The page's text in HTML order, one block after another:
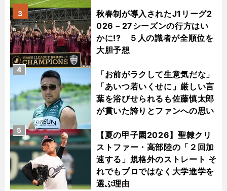
秋春制が導入されたJ1リーグ2
026－27シーズンの行方はい
かに!? ５人の識者が全順位を
大胆予想
3
「お前がラクして生意気だな」
「あいつ若いくせに」厳しい言
葉を浴びせられるも佐藤慎太郎
が貫いた誇りとファンへの思い
4
【夏の甲子園2026】聖隷クリ
ストファー・高部陸の「２回加
速する」規格外のストレート そ
れでもプロではなく大学進学を
選ぶ理由
5